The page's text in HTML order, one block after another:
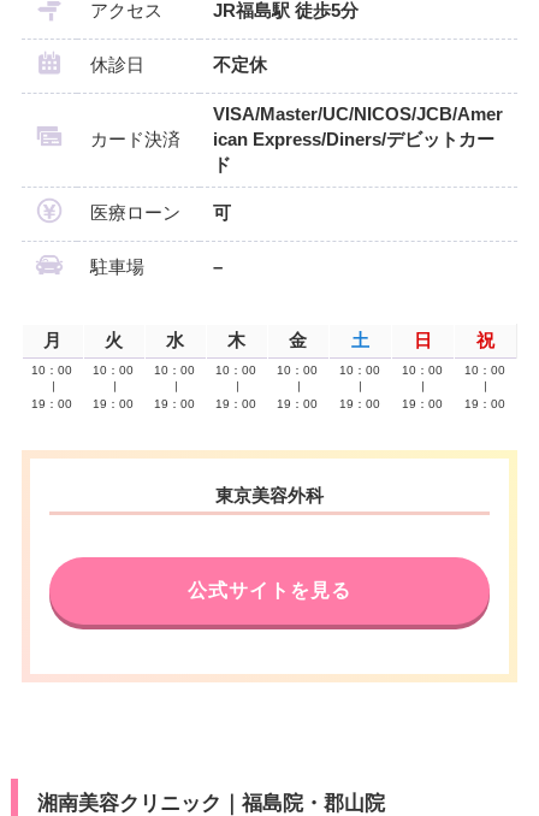
アクセス JR福島駅 徒歩5分
休診日 不定休
カード決済
VISA/Master/UC/NICOS/JCB/Amer
ican Express/Diners/デビットカー
ド
医療ローン 可
駐車場 –
月 火 水 木 金 土 日 祝
10：00
19：00
10：00
19：00
10：00
19：00
10：00
19：00
10：00
19：00
10：00
19：00
10：00
19：00
10：00
19：00
東京美容外科
公式サイトを見る
湘南美容クリニック｜福島院・郡山院